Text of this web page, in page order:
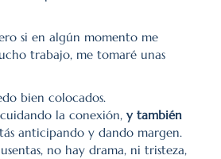
si en algún momento me
trabajo, me tomaré unas
bien colocados.
cuidando la conexión, y también
anticipando y dando margen.
no hay drama, ni tristeza,